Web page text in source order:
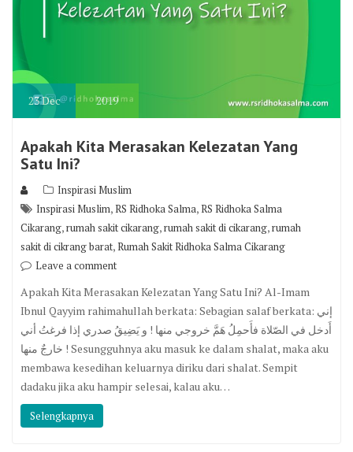
23Dec 2019
Apakah Kita Merasakan Kelezatan Yang
Satu Ini?
Inspirasi Muslim
Inspirasi Muslim,RS Ridhoka Salma,RS Ridhoka Salma
Cikarang,rumah sakit cikarang,rumah sakit di cikarang,rumah
sakit di cikrang barat,Rumah Sakit Ridhoka Salma Cikarang
Leave a comment
Apakah Kita Merasakan Kelezatan Yang Satu Ini? Al-Imam
Ibnul Qayyim rahimahullah berkata: Sebagian salaf berkata: إني
أَدخل في الصّلاة فأَحمِلُ هَمَّ خروجي منها ! و يَضِيقُ صدري إذا فرغتُ أني
خارجٌ منها ! Sesungguhnya aku masuk ke dalam shalat, maka aku
membawa kesedihan keluarnya diriku dari shalat. Sempit
dadaku jika aku hampir selesai, kalau aku…
Selengkapnya